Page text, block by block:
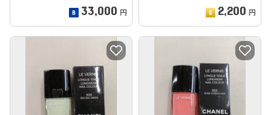
33,000 円 2,200 円